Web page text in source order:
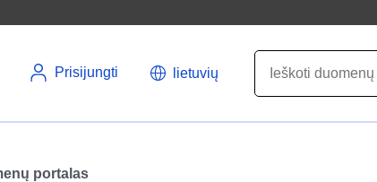
Prisijungti lietuvių
portalas